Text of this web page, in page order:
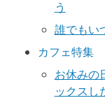
う
誰でもい
カフェ特集
お休みの
ックスし